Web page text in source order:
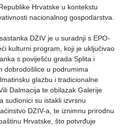
Hrvatske u kontekstu
nacionalnog gospodarstva.
DZIV je u suradnji s EPO-
kulturni program, koji je uključivao
s poviješću grada Splita i
dobrodošlice u podrumima
glazbu i tradicionalne
Dalmacija te obilazak Galerije
sudionici su istakli izvrsnu
DZIV-a, te iznimnu prirodnu
Hrvatske, što potvrđuje